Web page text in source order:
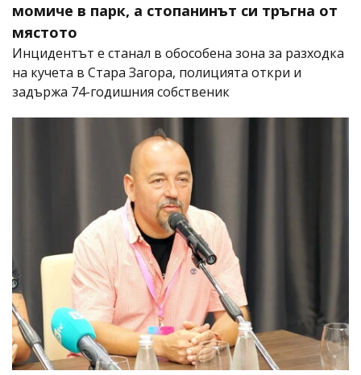
момиче в парк, а стопанинът си тръгна от
мястото
Инцидентът е станал в обособена зона за разходка
на кучета в Стара Загора, полицията откри и
задържа 74-годишния собственик